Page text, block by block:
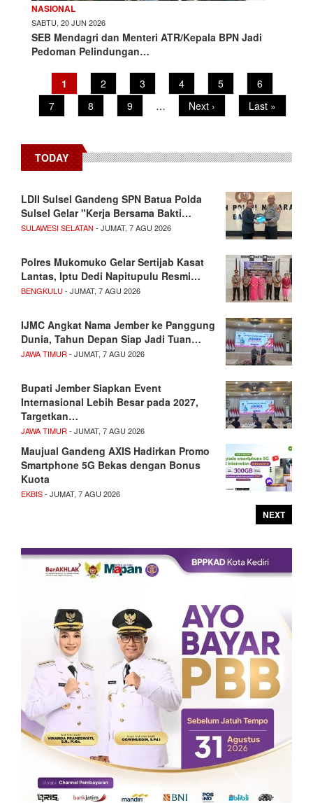
NASIONAL
SABTU, 20 JUN 2026
SEB Mendagri dan Menteri ATR/Kepala BPN Jadi
Pedoman Pelindungan…
PaginationCurrent
page
1 Page
2 Page
3 Page
4 Page
5 Page
6
Page
7 Page
8 Page
9 …
Next
page
Next ›
Last
page
Last »
TODAY
LDII Sulsel Gandeng SPN Batua Polda
Sulsel Gelar "Kerja Bersama Bakti…
SULAWESI SELATAN - JUMAT, 7 AGU 2026
Polres Mukomuko Gelar Sertijab Kasat
Lantas, Iptu Dedi Napitupulu Resmi…
BENGKULU - JUMAT, 7 AGU 2026
IJMC Angkat Nama Jember ke Panggung
Dunia, Tahun Depan Siap Jadi Tuan…
JAWA TIMUR - JUMAT, 7 AGU 2026
Bupati Jember Siapkan Event
Internasional Lebih Besar pada 2027,
Targetkan…
JAWA TIMUR - JUMAT, 7 AGU 2026
Maujual Gandeng AXIS Hadirkan Promo
Smartphone 5G Bekas dengan Bonus
Kuota
EKBIS- JUMAT, 7 AGU 2026
NEXT